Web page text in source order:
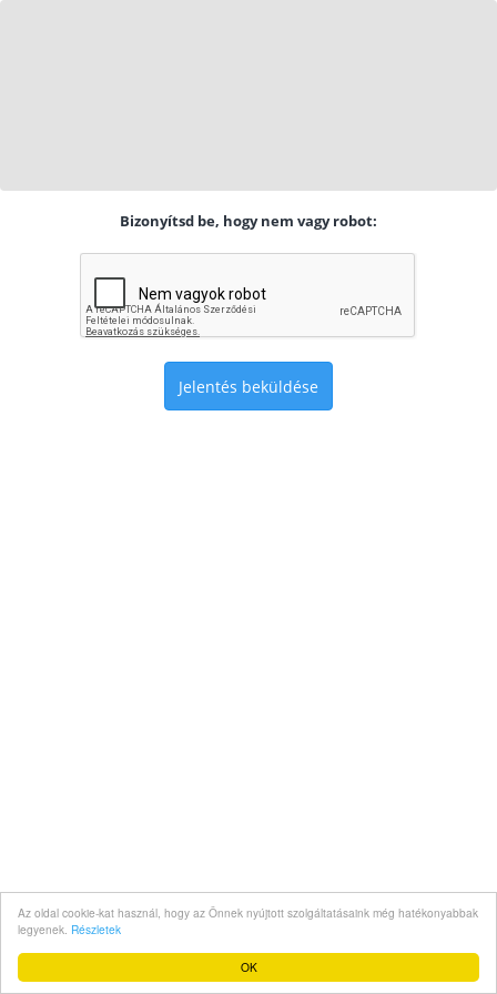
OK
Az oldal cookie-kat használ, hogy az Önnek nyújtott szolgáltatásaink még hatékonyabbak
legyenek. Részletek
Bizonyítsd be, hogy nem vagy robot:
Jelentés beküldése